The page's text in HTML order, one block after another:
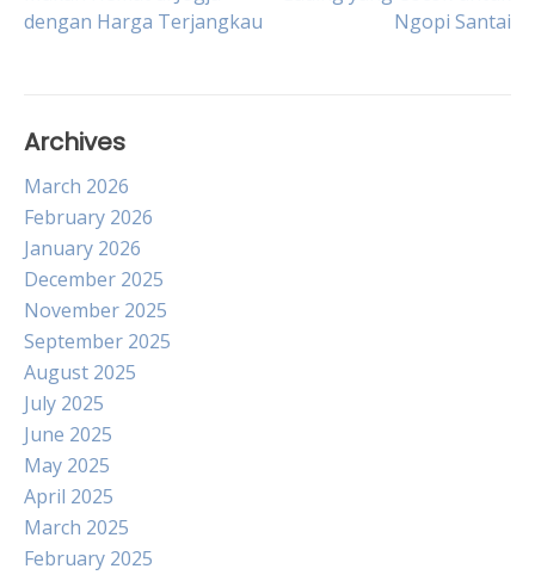
navigation
dengan Harga Terjangkau
Ngopi Santai
Archives
March 2026
February 2026
January 2026
December 2025
November 2025
September 2025
August 2025
July 2025
June 2025
May 2025
April 2025
March 2025
February 2025